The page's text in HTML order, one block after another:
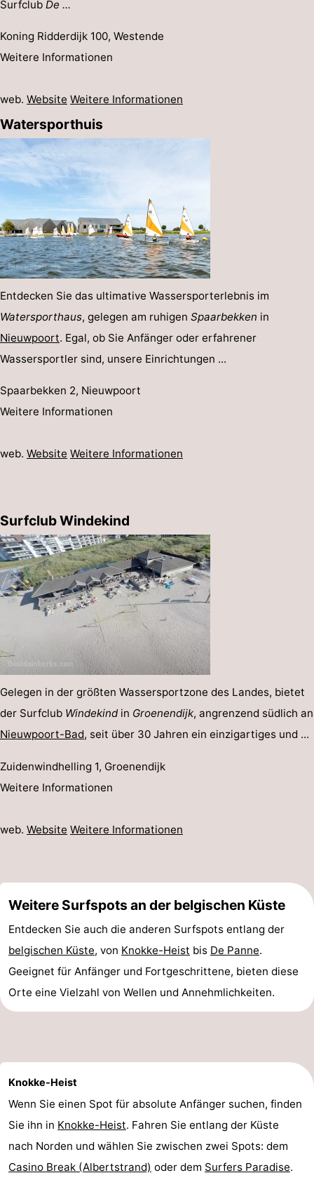
Surfclub De ...
Koning Ridderdijk 100, Westende
Weitere Informationen
web. Website Weitere Informationen
Watersporthuis
Entdecken Sie das ultimative Wassersporterlebnis im
Watersporthaus, gelegen am ruhigen Spaarbekken in
Nieuwpoort. Egal, ob Sie Anfänger oder erfahrener
Wassersportler sind, unsere Einrichtungen ...
Spaarbekken 2, Nieuwpoort
Weitere Informationen
web. Website Weitere Informationen
Surfclub Windekind
Gelegen in der größten Wassersportzone des Landes, bietet
der Surfclub Windekindin Groenendijk, angrenzend südlich an
Nieuwpoort-Bad, seit über 30 Jahren ein einzigartiges und ...
Zuidenwindhelling 1, Groenendijk
Weitere Informationen
web. Website Weitere Informationen
Weitere Surfspots an der belgischen Küste
Entdecken Sie auch die anderen Surfspots entlang der
belgischen Küste, von Knokke-Heist bis De Panne.
Geeignet für Anfänger und Fortgeschrittene, bieten diese
Orte eine Vielzahl von Wellen und Annehmlichkeiten.
Knokke-Heist
Wenn Sie einen Spot für absolute Anfänger suchen, finden
Sie ihn in Knokke-Heist. Fahren Sie entlang der Küste
nach Norden und wählen Sie zwischen zwei Spots: dem
Casino Break (Albertstrand) oder dem Surfers Paradise.